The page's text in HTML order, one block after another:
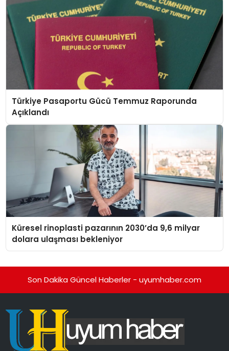
Türkiye Pasaportu Gücü Temmuz Raporunda
Açıklandı
Küresel rinoplasti pazarının 2030’da 9,6 milyar
dolara ulaşması bekleniyor
Son Dakika Güncel Haberler - uyumhaber.com